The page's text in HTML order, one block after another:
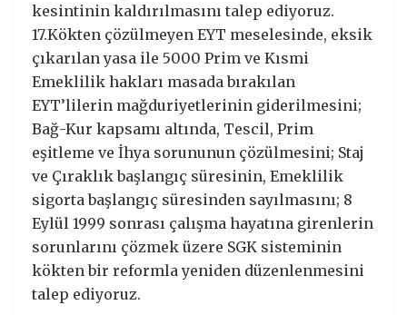
kesintinin kaldırılmasını talep ediyoruz.
17.Kökten çözülmeyen EYT meselesinde, eksik
çıkarılan yasa ile 5000 Prim ve Kısmi
Emeklilik hakları masada bırakılan
EYT’lilerin mağduriyetlerinin giderilmesini;
Bağ-Kur kapsamı altında, Tescil, Prim
eşitleme ve İhya sorununun çözülmesini; Staj
ve Çıraklık başlangıç süresinin, Emeklilik
sigorta başlangıç süresinden sayılmasını; 8
Eylül 1999 sonrası çalışma hayatına girenlerin
sorunlarını çözmek üzere SGK sisteminin
kökten bir reformla yeniden düzenlenmesini
talep ediyoruz.